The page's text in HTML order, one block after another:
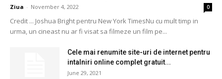
Ziua - November 4, 2022 0
Credit ... Joshua Bright pentru New York TimesNu cu mult timp in
urma, un cineast nu ar fi visat sa filmeze un film pe...
Cele mai renumite site-uri de internet pentru
intalniri online complet gratuit...
June 29, 2021